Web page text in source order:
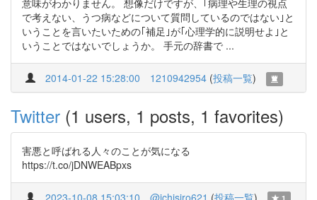
意味がわかりません。 想像だけですが、｢病理や生理の視点
で考えない、うつ病などについて質問しているのではない｣と
いうことを言いたいための｢補足｣が｢心理学的に説明せよ｣と
いうことではないでしょうか。 手元の辞書で ...
2014-01-22 15:28:00 1210942954 (投稿一覧)
Twitter (1 users, 1 posts, 1 favorites)
害悪と呼ばれる人々のことが気になる
https://t.co/jDNWEABpxs
2023-10-08 15:03:10 @ichisiro621 (投稿一覧)